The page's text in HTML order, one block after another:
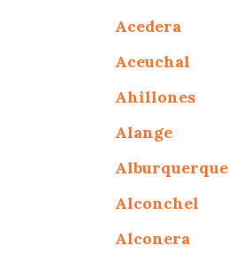
Acedera
Aceuchal
Ahillones
Alange
Alburquerque
Alconchel
Alconera